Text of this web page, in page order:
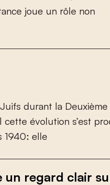
ance joue un rôle non
Juifs durant la Deuxième
l cette évolution s’est pro
1940: elle
un regard clair